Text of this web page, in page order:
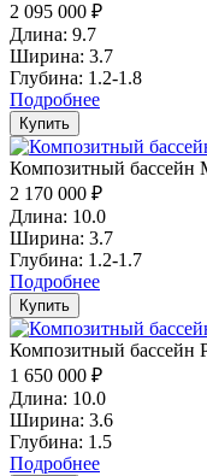
2 095 000 ₽
Длина: 9.7
Ширина: 3.7
Глубина: 1.2-1.8
Подробнее
Купить
Композитный бассейн
2 170 000 ₽
Длина: 10.0
Ширина: 3.7
Глубина: 1.2-1.7
Подробнее
Купить
Композитный бассейн
1 650 000 ₽
Длина: 10.0
Ширина: 3.6
Глубина: 1.5
Подробнее